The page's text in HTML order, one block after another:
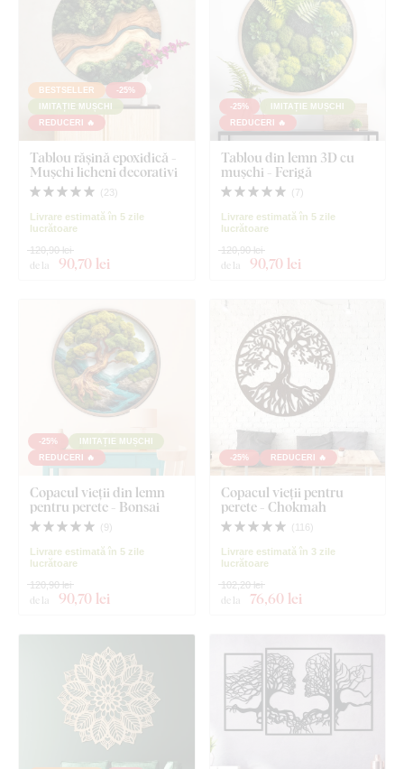
BESTSELLER
-25%
IMITAȚIE MUȘCHI
REDUCERI 🔥
Tablou rășină epoxidică -
Mușchi licheni decorativi
( 23 )
Livrare estimată în 5 zile
lucrătoare
de la 90,70 lei
120,90 lei
-25%
IMITAȚIE MUȘCHI
REDUCERI 🔥
Tablou din lemn 3D cu
mușchi - Ferigă
( 7)
Livrare estimată în 5 zile
lucrătoare
de la 90,70 lei
120,90 lei
-25%
IMITAȚIE MUȘCHI
REDUCERI 🔥
Copacul vieții din lemn
pentru perete - Bonsai
( 9)
Livrare estimată în 5 zile
lucrătoare
de la 90,70 lei
120,90 lei
-25% REDUCERI 🔥
Copacul vieții pentru
perete - Chokmah
( 116 )
Livrare estimată în 3 zile
lucrătoare
de la 76,60 lei
102,20 lei